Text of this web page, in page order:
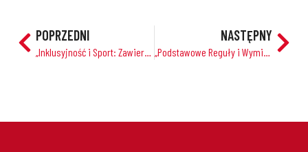
POPRZEDNI
„Inklusyjność i Sport: Zawiercie jako Miasto Otwarte dla Osób z Niepełnosprawnościami”
NASTĘPNY
„Podstawowe Reguły i Wymiary Boiska w Siatkówce dla Mężczyzn i Kobiet”